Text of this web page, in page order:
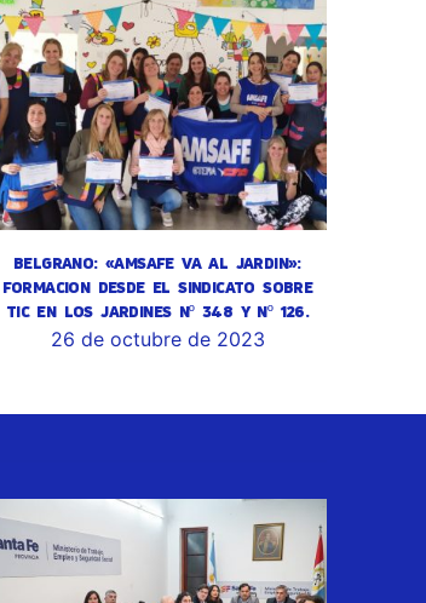
BELGRANO: «AMSAFE VA AL JARDIN»:
FORMACION DESDE EL SINDICATO SOBRE
TIC EN LOS JARDINES Nº 348 Y Nº 126.
26 de octubre de 2023